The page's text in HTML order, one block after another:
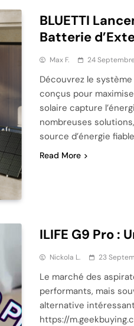
BLUETTI
Batterie
Max F. 24
Découvrez le
conçus pour
solaire capture
nombreuses
source d’énergie
Read More
ILIFE G9 Pro
Nickola L. 23
Le marché des
performants, mais
alternative
https://